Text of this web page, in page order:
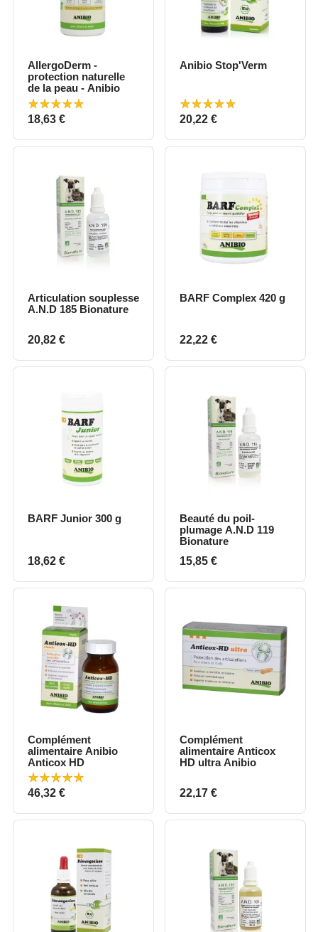
AllergoDerm -
protection naturelle
de la peau - Anibio
Prix
18,63 €
Anibio Stop'Verm
Prix
20,22 €
Articulation souplesse
A.N.D 185 Bionature
Prix
20,82 €
BARF Complex 420 g
Prix
22,22 €
BARF Junior 300 g
Prix
18,62 €
Beauté du poil-
plumage A.N.D 119
Bionature
Prix
15,85 €
Complément
alimentaire Anibio
Anticox HD
Prix
46,32 €
Complément
alimentaire Anticox
HD ultra Anibio
Prix
22,17 €